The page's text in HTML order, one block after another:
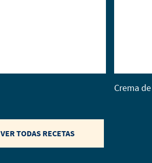
Crema
VER TODAS RECETAS